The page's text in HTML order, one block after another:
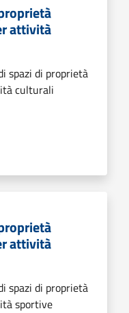
attività
spazi di proprietà
culturali
attività
spazi di proprietà
sportive